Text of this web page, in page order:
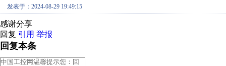
发表于：2024-08-29 19:49:15
感谢分享
回复 引用 举报
回复本条